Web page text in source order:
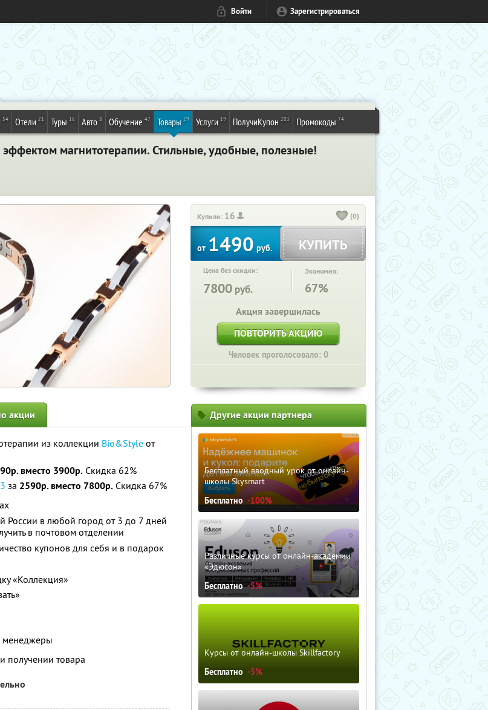
Войти Зарегистрироваться
54 Отели 21 Туры 16 Авто 8 Обучение 47 Товары 29 Услуги 19 ПолучиКупон 203 Промокоды 74
магнитотерапии. Стильные, удобные, полезные!
Купили: 16 (0)
от 1490 руб. КУПИТЬ
Цена без скидки:
7800 руб.
Экономия:
67%
Акция завершилась
ПОВТОРИТЬ АКЦИЮ
Человек проголосовало: 0
акции
из коллекции Bio&Style от
вместо 3900р. Скидка 62%
за 2590р. вместо 7800р. Скидка 67%
России в любой город от 3 до 7 дней
в почтовом отделении
купонов для себя и в подарок
«Коллекция»
менеджеры
получении товара
Другие акции партнера
Бесплатный вводный урок от онлайн-
школы Skysmart
Бесплатно -100%
Различные курсы от онлайн-академии
«Эдюсон»
Бесплатно -5%
Курсы от онлайн-школы Skillfactory
Бесплатно -5%